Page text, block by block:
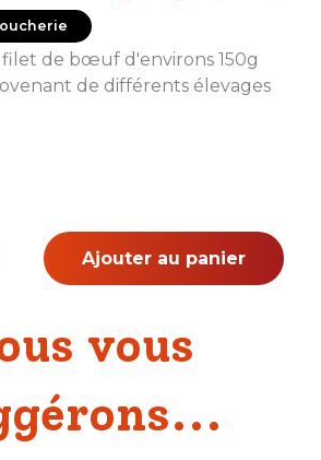
filet de bœuf d'environs 150g
de différents élevages
Ajouter au panier
vous